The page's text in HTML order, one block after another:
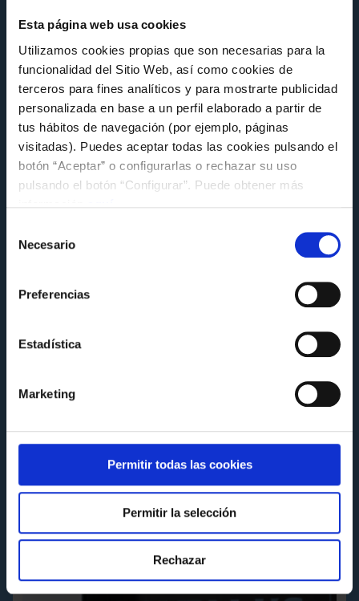
Esta página web usa cookies
Utilizamos cookies propias que son necesarias para la
funcionalidad del Sitio Web, así como cookies de
terceros para fines analíticos y para mostrarte publicidad
personalizada en base a un perfil elaborado a partir de
tus hábitos de navegación (por ejemplo, páginas
visitadas). Puedes aceptar todas las cookies pulsando el
botón “Aceptar” o configurarlas o rechazar su uso
pulsando el botón “Configurar”. Puede obtener más
Necesario
Preferencias
Estadística
Marketing
Permitir todas las cookies
Permitir la selección
Rechazar
FUNDACIÓN
El Celta comparte su experiencia en
sostenibilidad en la jornada MentoringLAB
de la Alianza Galega polo Clima
Miércoles 8 de Julio a las 14:14
JONATAN GIRÁLDEZ LE PONE UN BROCHE DE ORO
A LAS CELTALKS ADESLAS DE ESTA TEMPORADA